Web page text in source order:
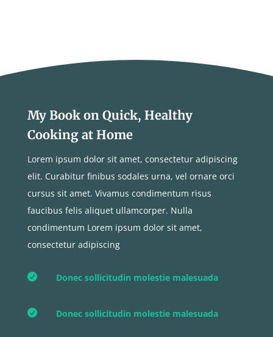
My Book on Quick, Healthy
Cooking at Home
Lorem ipsum dolor sit amet, consectetur adipiscing
elit. Curabitur finibus sodales urna, vel ornare orci
cursus sit amet. Vivamus condimentum risus
faucibus felis aliquet ullamcorper. Nulla
condimentum Lorem ipsum dolor sit amet,
consectetur adipiscing
 Donec sollicitudin molestie malesuada
 Donec sollicitudin molestie malesuada